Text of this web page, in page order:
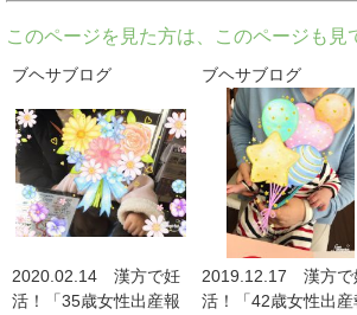
このページを見た方は、このページも見
ブヘサブログ
2020.02.14 漢方で妊
活！「35歳女性出産報
ブヘサブログ
2019.12.17 漢方で
活！「42歳女性出産